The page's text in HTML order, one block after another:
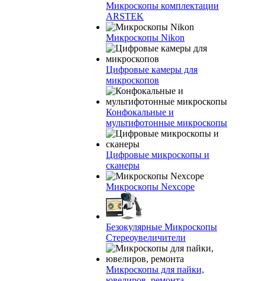
Микроскопы комплектации
ARSTEK
Микроскопы Nikon
Цифровые камеры для
микроскопов
Конфокальные и
мультифотонные микроскопы
Цифровые микроскопы и
сканеры
Микроскопы Nexcope
Безокулярные Микроскопы
Стереоувеличители
Микроскопы для пайки,